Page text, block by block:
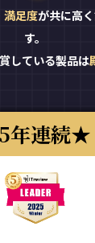
満足度が共に高
す。
している製品は
5年連続